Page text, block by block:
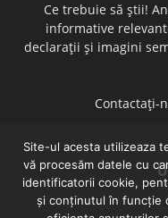
Ce trebuie să știi!
informative
declarații și imagini
Contactați-
Site-ul acesta utilizeaza
vă procesăm datele cu
identificatorii cookie,
și conținutul în funcție